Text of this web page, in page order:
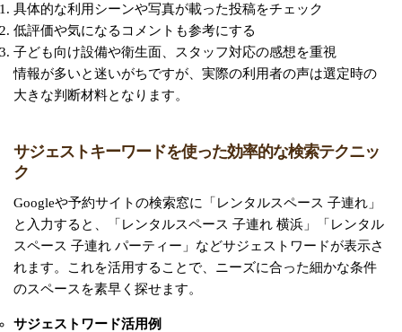
具体的な利用シーンや写真が載った投稿をチェック
低評価や気になるコメントも参考にする
子ども向け設備や衛生面、スタッフ対応の感想を重視
情報が多いと迷いがちですが、実際の利用者の声は選定時の
大きな判断材料となります。
サジェストキーワードを使った効率的な検索テクニッ
ク
Googleや予約サイトの検索窓に「レンタルスペース 子連れ」
と入力すると、「レンタルスペース 子連れ 横浜」「レンタル
スペース 子連れ パーティー」などサジェストワードが表示さ
れます。これを活用することで、ニーズに合った細かな条件
のスペースを素早く探せます。
サジェストワード活用例